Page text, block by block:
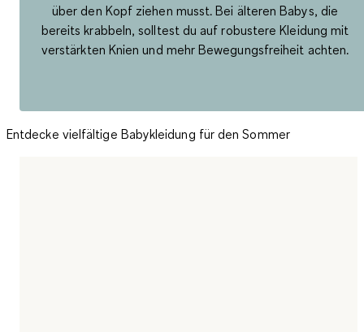
über den Kopf ziehen musst. Bei älteren Babys, die
bereits krabbeln, solltest du auf robustere Kleidung mit
verstärkten Knien und mehr Bewegungsfreiheit achten.
Entdecke vielfältige Babykleidung für den Sommer